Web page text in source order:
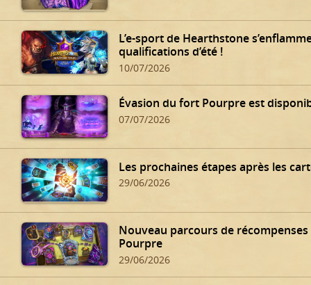
L’e-sport de Hearthstone
qualifications d’été !
10/07/2026
Évasion du fort Pourpre est
07/07/2026
Les prochaines étapes après les
29/06/2026
Nouveau parcours de récompenses
Pourpre
29/06/2026